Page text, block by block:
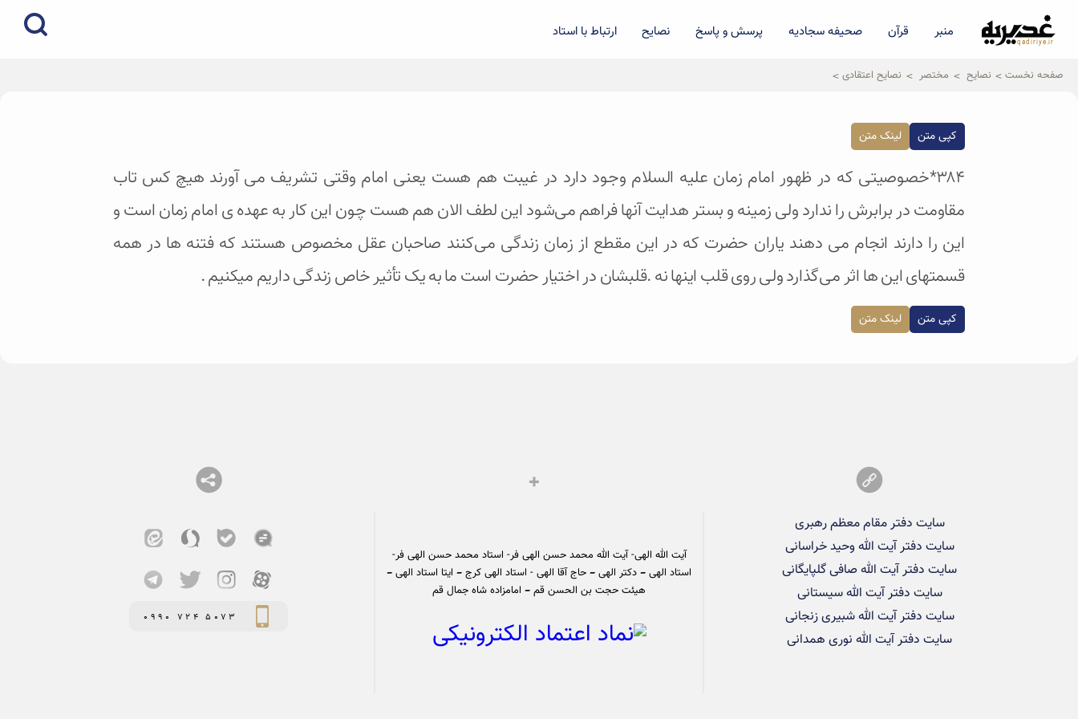
qadiriye.ir
نشریه ی غدیریه-بیانات استاد
منبر قرآن صحیفه سجادیه پرسش و پاسخ نصایح ارتباط با استاد
صفحه نخست نصایح مختصر نصایح اعتقادی
کپی متن لینک متن
۳۸۴*خصوصیتی که در ظهور امام زمان علیه السلام وجود دارد در غیبت هم هست یعنی امام وقتی تشریف می آورند هیچ کس تاب
مقاومت در برابرش را ندارد ولی زمینه و بستر هدایت آنها فراهم می‌شود این لطف الان هم هست چون این کار به عهده ی امام زمان است و
این را دارند انجام می دهند یاران حضرت که در این مقطع از زمان زندگی می‌کنند صاحبان عقل مخصوص هستند که فتنه ها در همه
قسمتهای این ها اثر می‌گذارد ولی روی قلب اینها نه .قلبشان در اختیار حضرت است ما به یک تأثیر خاص زندگی داریم میکنیم .
کپی متن لینک متن
سایت دفتر مقام معظم رهبری
سایت دفتر آیت الله وحید خراسانی
سایت دفتر آیت الله صافی گلپایگانی
سایت دفتر آیت الله سیستانی
سایت دفتر آیت الله شبیری زنجانی
سایت دفتر آیت الله نوری همدانی
آیت الله الهی- آیت الله محمد حسن الهی فر- استاد محمد حسن الهی فر-
استاد الهی – دکتر الهی – حاج آقا الهی - استاد الهی کرج – ایتا استاد الهی –
هیئت حجت بن الحسن قم – امامزاده شاه جمال قم
0990 724 5073